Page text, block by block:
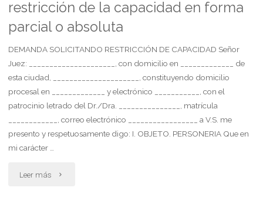
pendiente.
se
de
etapa
restricción de la capacidad en forma
parcial o absoluta
DEMANDA SOLICITANDO RESTRICCIÓN DE CAPACIDAD Señor
Juez: _____________________, con domicilio en _____________ de
esta ciudad, _____________________, constituyendo domicilio
procesal en _____________ y electrónico ___________, con el
patrocinio letrado del Dr./Dra. _______________, matrícula
____________, correo electrónico _________________ a V.S. me
presento y respetuosamente digo: I. OBJETO. PERSONERIA Que en
mi carácter …
Leer más "Demanda